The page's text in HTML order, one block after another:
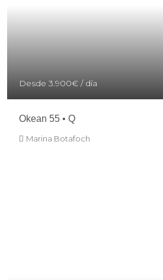
Desde 3.900€ / día
Okean 55 • Q
Marina Botafoch